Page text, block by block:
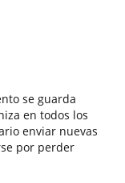
se guarda
en todos los
enviar nuevas
por perder